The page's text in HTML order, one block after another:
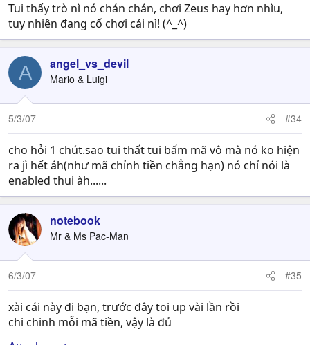
Tui thấy trò nì nó chán chán, chơi Zeus hay hơn nhìu,
tuy nhiên đang cố chơi cái nì! (^_^)
A angel_vs_devil
Mario & Luigi
5/3/07 #34
cho hỏi 1 chút.sao tui thất tui bấm mã vô mà nó ko hiện
ra jì hết áh(như mã chỉnh tiền chẳng hạn) nó chỉ nói là
enabled thui àh......
notebook
Mr & Ms Pac-Man
6/3/07 #35
xài cái này đi bạn, trước đây toi up vài lần rồi
chi chinh mỗi mã tiền, vậy là đủ